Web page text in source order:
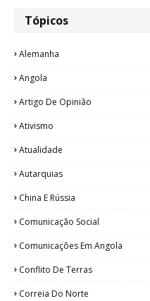
Tópicos
Alemanha
Angola
Artigo De Opinião
Ativismo
Atualidade
Autarquias
China E Rússia
Comunicação Social
Comunicações Em Angola
Conflito De Terras
Correia Do Norte